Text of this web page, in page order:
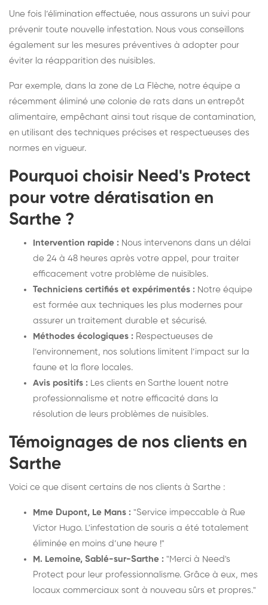
Une fois l’élimination effectuée, nous assurons un suivi pour
prévenir toute nouvelle infestation. Nous vous conseillons
également sur les mesures préventives à adopter pour
éviter la réapparition des nuisibles.
Par exemple, dans la zone de La Flèche, notre équipe a
récemment éliminé une colonie de rats dans un entrepôt
alimentaire, empêchant ainsi tout risque de contamination,
en utilisant des techniques précises et respectueuses des
normes en vigueur.
Pourquoi choisir Need's Protect
pour votre dératisation en
Sarthe ?
Intervention rapide : Nous intervenons dans un délai
de 24 à 48 heures après votre appel, pour traiter
efficacement votre problème de nuisibles.
Techniciens certifiés et expérimentés : Notre équipe
est formée aux techniques les plus modernes pour
assurer un traitement durable et sécurisé.
Méthodes écologiques : Respectueuses de
l’environnement, nos solutions limitent l’impact sur la
faune et la flore locales.
Avis positifs : Les clients en Sarthe louent notre
professionnalisme et notre efficacité dans la
résolution de leurs problèmes de nuisibles.
Témoignages de nos clients en
Sarthe
Voici ce que disent certains de nos clients à Sarthe :
Mme Dupont, Le Mans : "Service impeccable à Rue
Victor Hugo. L'infestation de souris a été totalement
éliminée en moins d’une heure !"
M. Lemoine, Sablé-sur-Sarthe : "Merci à Need's
Protect pour leur professionnalisme. Grâce à eux, mes
locaux commerciaux sont à nouveau sûrs et propres."